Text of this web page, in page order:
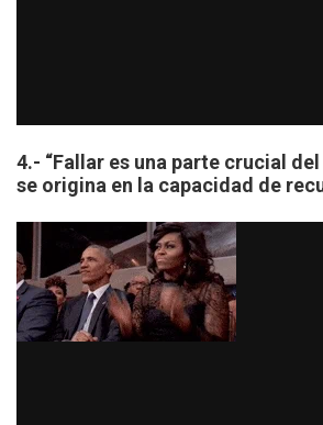
4.- “Fallar es una parte crucial
se origina en la capacidad de